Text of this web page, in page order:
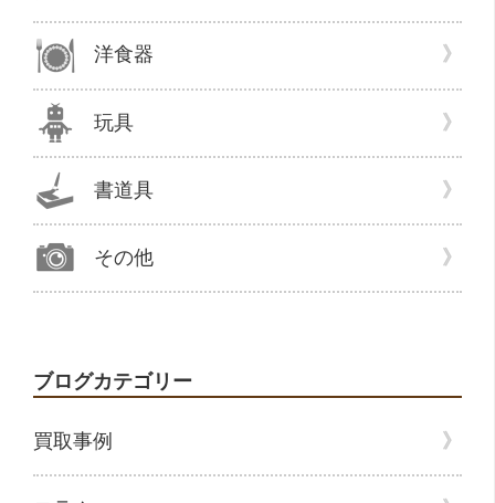
洋食器
玩具
書道具
その他
ブログカテゴリー
買取事例